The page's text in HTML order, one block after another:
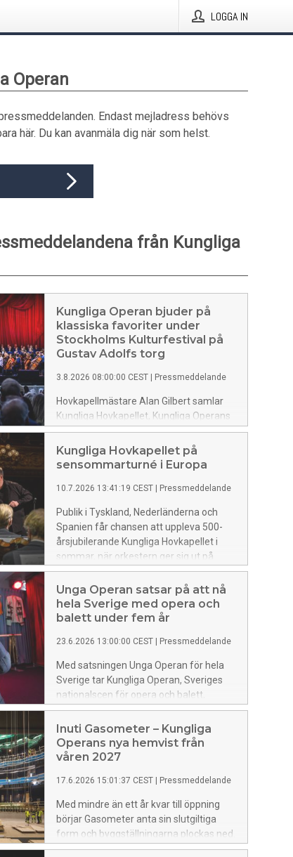
LOGGA IN
Operan
Endast mejladress behövs
här. Du kan avanmäla dig när som helst.
från Kungliga
Kungliga Operan bjuder på
klassiska favoriter under
Stockholms Kulturfestival på
Gustav Adolfs torg
3.8.2026 08:00:00 CEST Pressmeddelande
Hovkapellmästare Alan Gilbert samlar
Kungliga Hovkapellet, Kungliga Operans
kör samt sångsolisterna Matilda Sterby,
Johanna Rudström, Miriam Treichl,
Jeremy Carpenter och hovsångare Karl-
Gustav Adolfs torg den 13 augusti kl 18.
hejdundrande utomhuskonsert med
pärlor av bland andra Wagner, Verdi,
Stenhammar och Puccini.
Kungliga Hovkapellet på
sensommarturné i Europa
10.7.2026 13:41:19 CEST Pressmeddelande
Publik i Tyskland, Nederländerna och
Spanien får chansen att uppleva 500-
årsjubilerande Kungliga Hovkapellet i
sommar, när orkestern ger sig ut på
turné i Europa. Avslutningen blir en stor
konsert på Kungliga Operans stora scen
den 29 augusti, med Nina Stemme som
sångsolist.
Unga Operan satsar på att nå
hela Sverige med opera och
balett under fem år
23.6.2026 13:00:00 CEST Pressmeddelande
Med satsningen Unga Operan för hela
Sverige tar Kungliga Operan, Sveriges
nationalscen för opera och balett,
avgörande steg för att bidra till alla
barns rätt till scenkonst. Under
kommande fem år kommer Unga
Operan att nå Sveriges samtliga 290
aktiviteter, som interaktiva opera- och
balettworkshops samt flera turnéer.
Inuti Gasometer – Kungliga
Operans nya hemvist från
våren 2027
17.6.2026 15:01:37 CEST Pressmeddelande
Med mindre än ett år kvar till öppning
börjar Gasometer anta sin slutgiltiga
form och byggställningarna plockas ned.
Nu börjar det bli möjligt att uppleva hur